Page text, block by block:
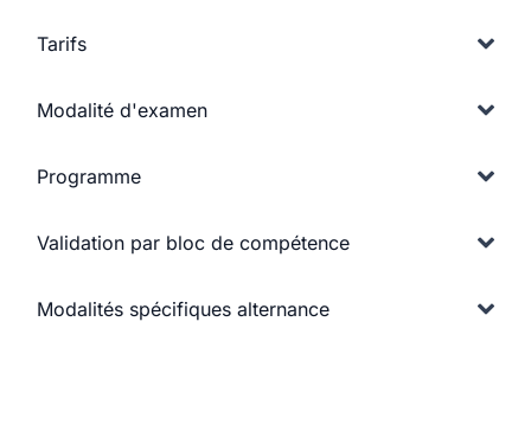
Tarifs
Modalité d'examen
Programme
Validation par bloc de compétence
Modalités spécifiques alternance